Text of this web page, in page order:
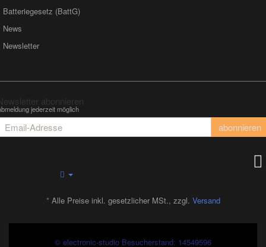
Batteriegesetz (BattG)
News
Newsletter
abonnieren
jederzeit möglich
abonnieren
*Alle Preise inkl. gesetzlicher MSt., zzgl. Versand
© electronic-studio Besucherstand: 14549596